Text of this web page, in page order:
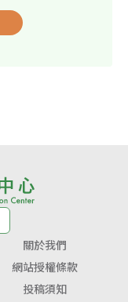
關於我們
網站授權條款
投稿須知